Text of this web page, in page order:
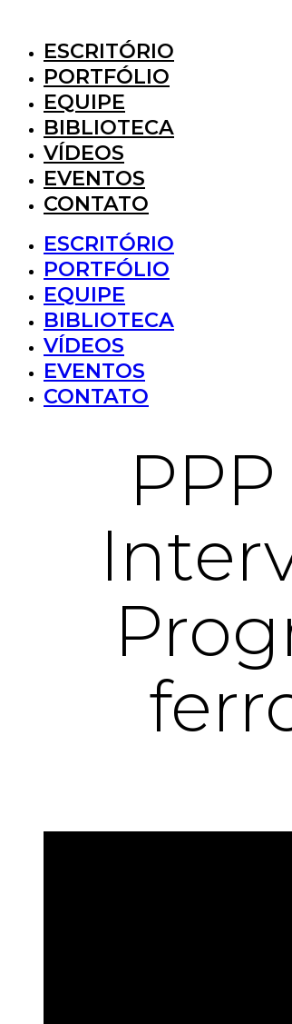
conteúdoESCRITÓRIO
PORTFÓLIO
EQUIPE
BIBLIOTECA
VÍDEOS
EVENTOS
CONTATO
ESCRITÓRIO
PORTFÓLIO
EQUIPE
BIBLIOTECA
VÍDEOS
EVENTOS
CONTATO